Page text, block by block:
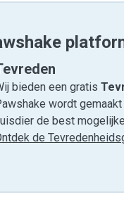
bieden een gratis
wordt
de best
de